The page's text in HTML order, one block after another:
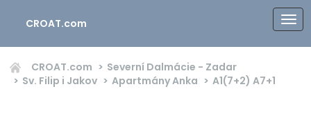
CROAT.com
CROAT.com
Severní Dalmácie - Zadar
Sv. Filip i Jakov
Apartmány Anka A1(7+2) A7+1